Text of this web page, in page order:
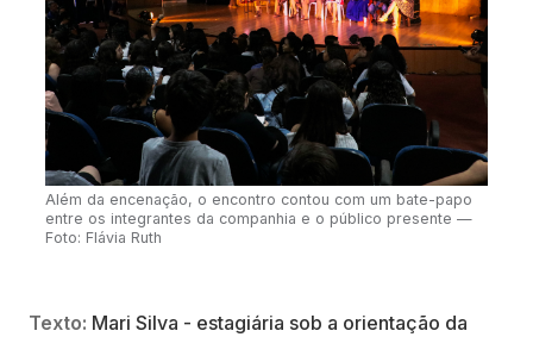
Além da encenação, o encontro contou com um bate-papo
entre os integrantes da companhia e o público presente —
Foto: Flávia Ruth
Texto: Mari Silva - estagiária sob a orientação da